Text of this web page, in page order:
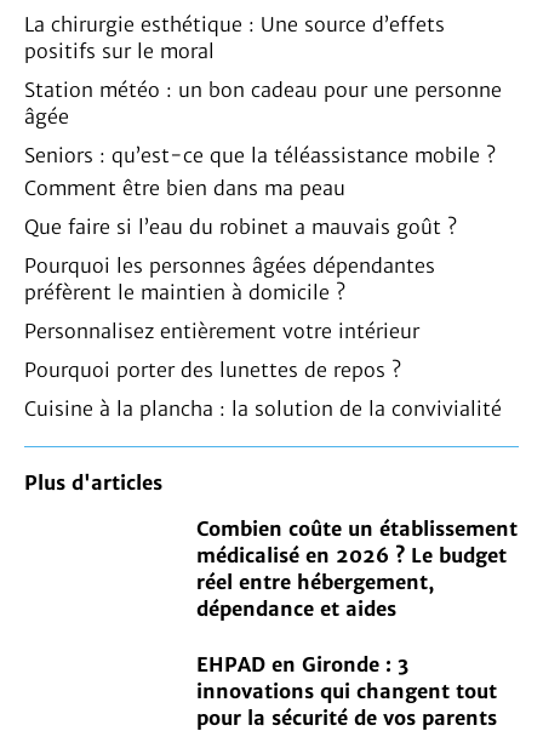
La chirurgie esthétique : Une source d’effets
positifs sur le moral
Station météo : un bon cadeau pour une personne
âgée
Seniors : qu’est-ce que la téléassistance mobile ?
Comment être bien dans ma peau
Que faire si l’eau du robinet a mauvais goût ?
Pourquoi les personnes âgées dépendantes
préfèrent le maintien à domicile ?
Personnalisez entièrement votre intérieur
Pourquoi porter des lunettes de repos ?
Cuisine à la plancha : la solution de la convivialité
Plus d'articles
Combien coûte un établissement
médicalisé en 2026 ? Le budget
réel entre hébergement,
dépendance et aides
EHPAD en Gironde : 3
innovations qui changent tout
pour la sécurité de vos parents